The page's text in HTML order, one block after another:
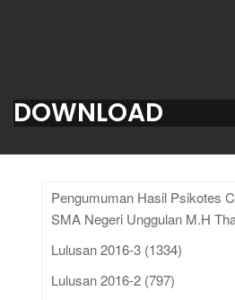
DOWNLOAD
Pengumuman Hasil Psikotes
SMA Negeri Unggulan M.H
Lulusan 2016-3 (1334)
Lulusan 2016-2 (797)